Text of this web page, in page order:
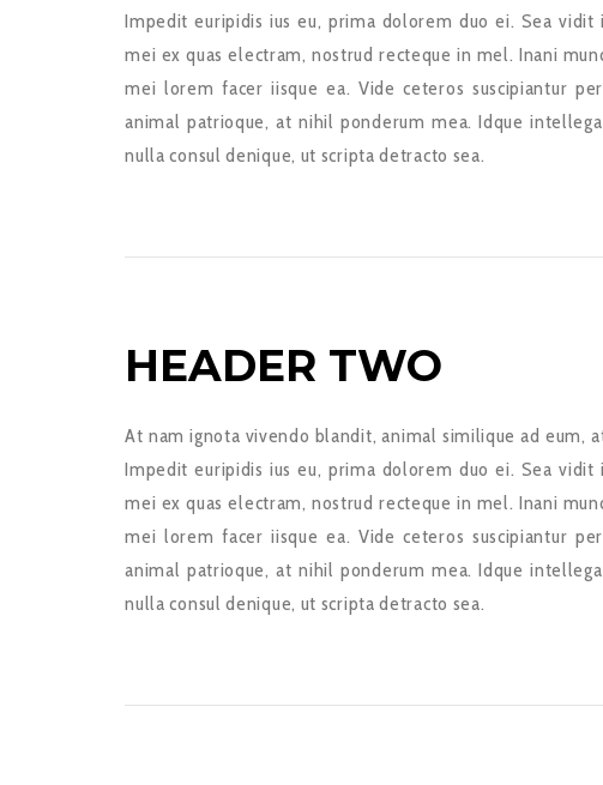
Impedit euripidis ius eu, prima dolorem duo ei. Sea vidit
mei ex quas electram, nostrud recteque in mel. Inani
mei lorem facer iisque ea. Vide ceteros suscipiantur
animal patrioque, at nihil ponderum mea. Idque
nulla consul denique, ut scripta detracto sea.
HEADER TWO
At nam ignota vivendo blandit, animal similique ad eum,
Impedit euripidis ius eu, prima dolorem duo ei. Sea vidit
mei ex quas electram, nostrud recteque in mel. Inani
mei lorem facer iisque ea. Vide ceteros suscipiantur
animal patrioque, at nihil ponderum mea. Idque
nulla consul denique, ut scripta detracto sea.